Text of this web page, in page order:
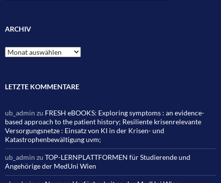
ARCHIV
Archiv
LETZTE KOMMENTARE
ub_admin zu FRESH eBOOKS: Exploring symptoms : an evidence-
based approach to the patient history; Resiliente krisenrelevante
Versorgungsnetze : Einsatz von KI in der Krisen- und
Katastrophenbewältigung uvm;
ub_admin zu TOP-LERNPLATTFORMEN für Studierende und
Angehörige der MedUni Wien